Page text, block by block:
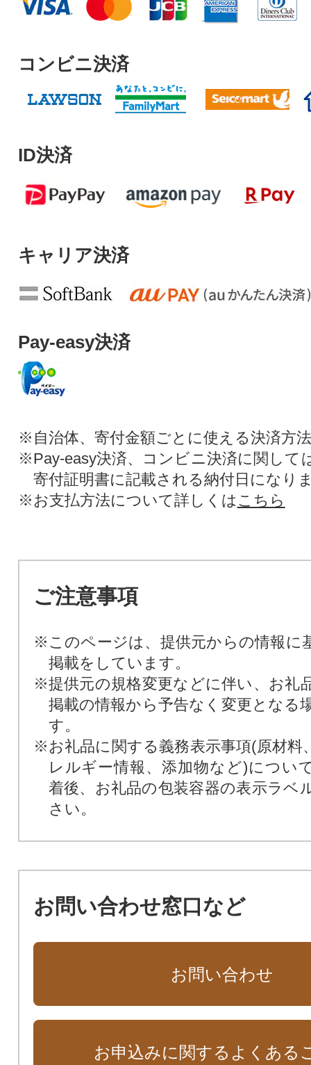
コンビニ決済
ID決済
キャリア決済
Pay-easy決済
※自治体、寄付金額ごとに使える決済方
※Pay-easy決済、コンビニ決済に関して
寄付証明書に記載される納付日になり
※お支払方法について詳しくは こちら
ご注意事項
※このページは、提供元からの情報に
掲載をしています。
※提供元の規格変更などに伴い、お礼
掲載の情報から予告なく変更となる
す。
※お礼品に関する義務表示事項(原材料
レルギー情報、添加物など)につい
着後、お礼品の包装容器の表示ラベ
さい。
お問い合わせ窓口など
お問い合わせ
お申込みに関するよくある